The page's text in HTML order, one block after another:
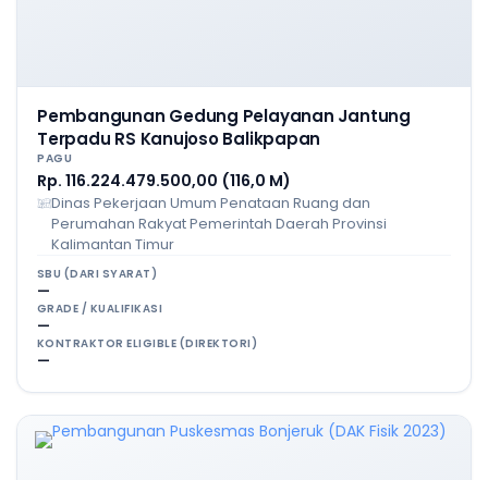
Pembangunan Gedung Pelayanan Jantung
Terpadu RS Kanujoso Balikpapan
PAGU
Rp. 116.224.479.500,00 (116,0 M)
Dinas Pekerjaan Umum Penataan Ruang dan
Perumahan Rakyat Pemerintah Daerah Provinsi
Kalimantan Timur
SBU (DARI SYARAT)
—
GRADE / KUALIFIKASI
—
KONTRAKTOR ELIGIBLE (DIREKTORI)
—